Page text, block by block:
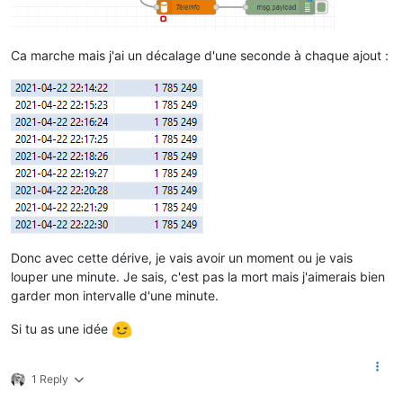
Ca marche mais j'ai un décalage d'une seconde à chaque ajout :
Donc avec cette dérive, je vais avoir un moment ou je vais
louper une minute. Je sais, c'est pas la mort mais j'aimerais bien
garder mon intervalle d'une minute.
Si tu as une idée
1 Reply